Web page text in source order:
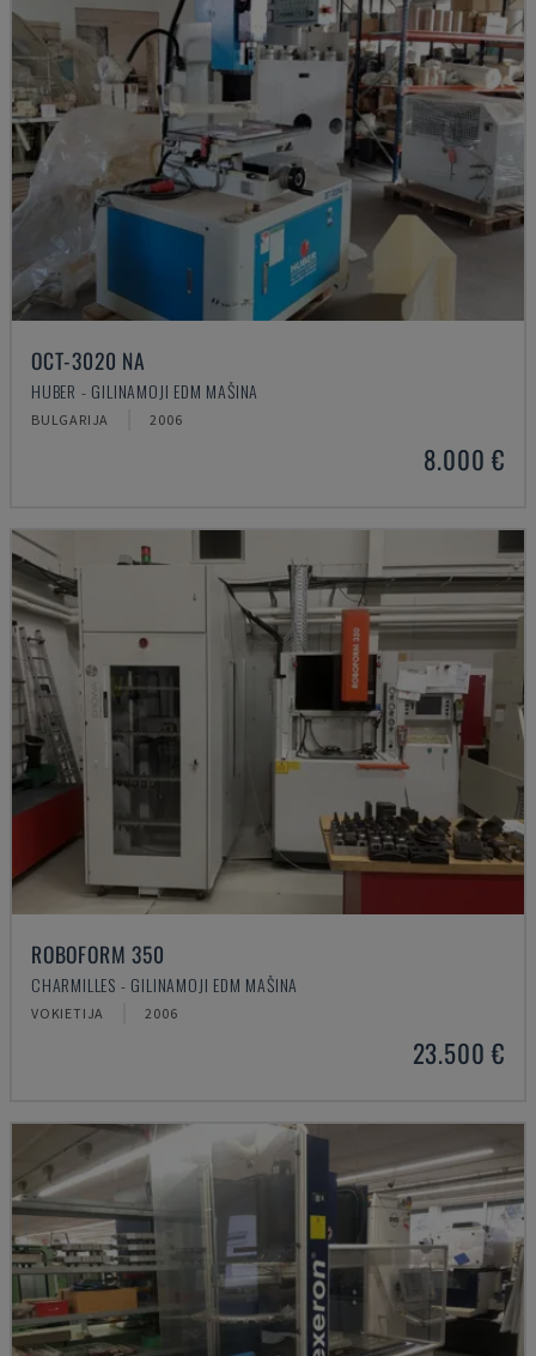
OCT-3020 NA
HUBER - GILINAMOJI EDM MAŠINA
BULGARIJA 2006
8.000 €
ROBOFORM 350
CHARMILLES - GILINAMOJI EDM MAŠINA
VOKIETIJA 2006
23.500 €